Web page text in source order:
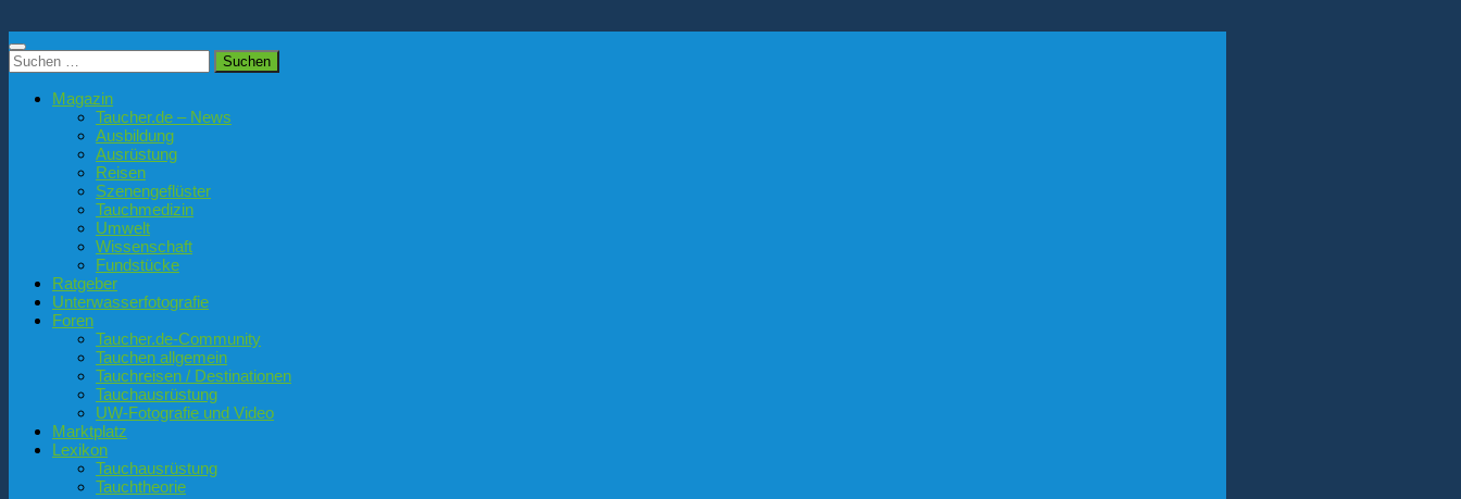
Suchen
nach:
Magazin
Taucher.de – News
Ausbildung
Ausrüstung
Reisen
Szenengeflüster
Tauchmedizin
Umwelt
Wissenschaft
Fundstücke
Ratgeber
Unterwasserfotografie
Foren
Taucher.de-Community
Tauchen allgemein
Tauchreisen / Destinationen
Tauchausrüstung
UW-Fotografie und Video
Marktplatz
Lexikon
Tauchausrüstung
Tauchtheorie